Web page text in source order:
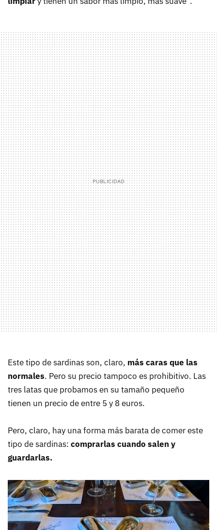
Este tipo de sardinas son, claro, más caras que las
normales. Pero su precio tampoco es prohibitivo. Las
tres latas que probamos en su tamaño pequeño
tienen un precio de entre 5 y 8 euros.
Pero, claro, hay una forma más barata de comer este
tipo de sardinas: comprarlas cuando salen y
guardarlas.